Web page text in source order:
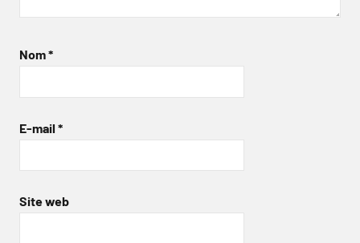
Nom*
E-mail *
Site web